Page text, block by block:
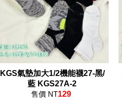
KGS氣墊加大1/2機能襪27-黑/
藍 KGS27A-2
售價 NT129